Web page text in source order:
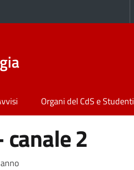
Organi del CdS e Studenti
canale 2